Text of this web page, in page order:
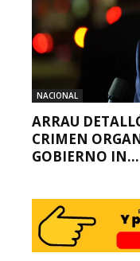
NACIONAL
ARRAU
CRIMEN
GOBIERNO IN...